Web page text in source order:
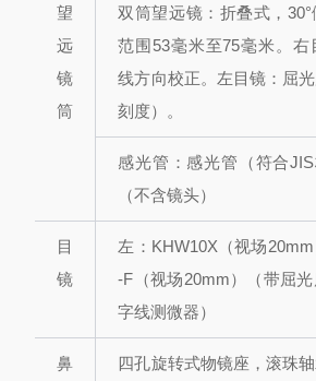
望
远
镜
筒
双筒望远镜：折叠式，
范围53毫米至75毫米。 右
线方向校正。 左目镜：屈
刻度）。
感光管：感光管（符合
（不含镜头）
目
镜
左：KHW10X（视场
-F（视场20mm）（带屈
字线测微器）
鼻
四孔旋转式物镜座，滚珠